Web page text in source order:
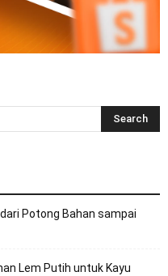
Potong Bahan sampai
Lem Putih untuk Kayu